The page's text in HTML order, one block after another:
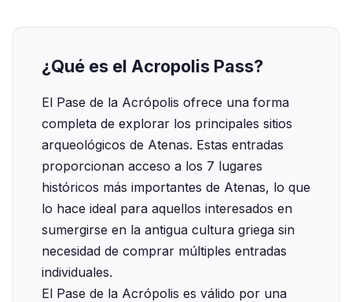
¿Qué es el Acropolis Pass?
El Pase de la Acrópolis ofrece una forma
completa de explorar los principales sitios
arqueológicos de Atenas. Estas entradas
proporcionan acceso a los 7 lugares
históricos más importantes de Atenas, lo que
lo hace ideal para aquellos interesados en
sumergirse en la antigua cultura griega sin
necesidad de comprar múltiples entradas
individuales.
El Pase de la Acrópolis es válido por una